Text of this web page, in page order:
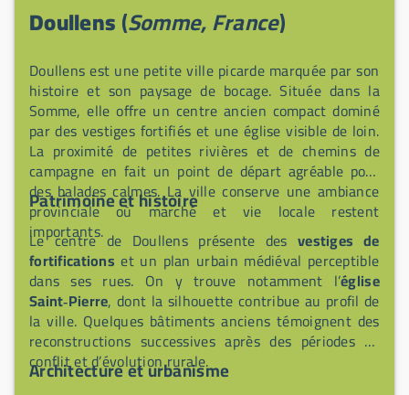
Doullens(Somme, France)
Doullens est une petite ville picarde marquée par son
histoire et son paysage de bocage. Située dans la
Somme, elle offre un centre ancien compact dominé
par des vestiges fortifiés et une église visible de loin.
La proximité de petites rivières et de chemins de
campagne en fait un point de départ agréable pour
des balades calmes. La ville conserve une ambiance
provinciale où marché et vie locale restent
importants.
Patrimoine et histoire
Le centre de Doullens présente des vestiges de
fortifications et un plan urbain médiéval perceptible
dans ses rues. On y trouve notamment l’église
Saint‑Pierre, dont la silhouette contribue au profil de
la ville. Quelques bâtiments anciens témoignent des
reconstructions successives après des périodes de
conflit et d’évolution rurale.
Architecture et urbanisme